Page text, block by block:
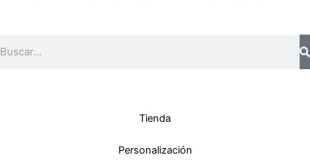
Tienda
Personalización